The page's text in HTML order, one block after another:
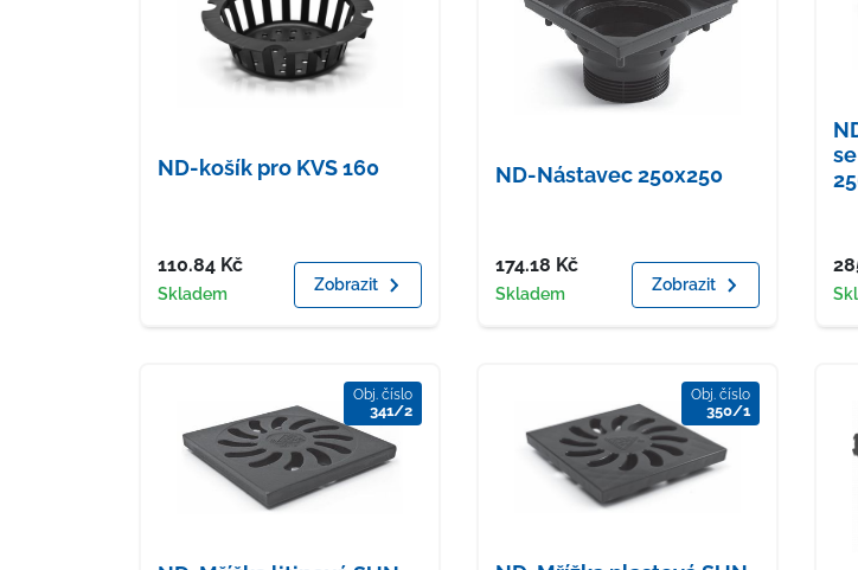
ND-košík pro KVS 160
Cena
110.84 Kč
Dostupnost
Skladem Zobrazit
ND-Nástavec 250x250
Cena
174.18 Kč
Dostupnost
Skladem Zobrazit
Obj. číslo
341/2
Obj. číslo
350/1